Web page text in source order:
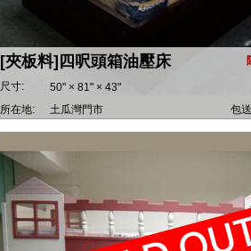
[夾板料]四呎頭箱油壓床
尺寸:
50" × 81" × 43"
所在地:
土瓜灣門市 包